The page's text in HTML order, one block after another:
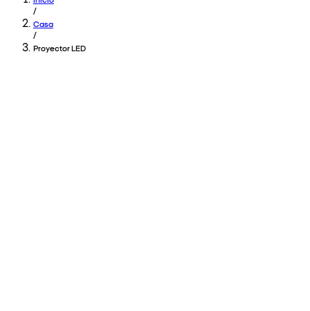
/
Casa
/
Proyector LED